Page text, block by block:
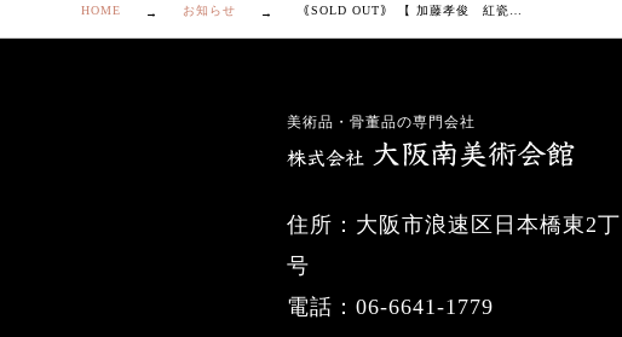
HOME お知らせ
美術品・骨董品の専門会社
住所：大阪市浪速区日本橋東2
号
電話：06-6641-1779